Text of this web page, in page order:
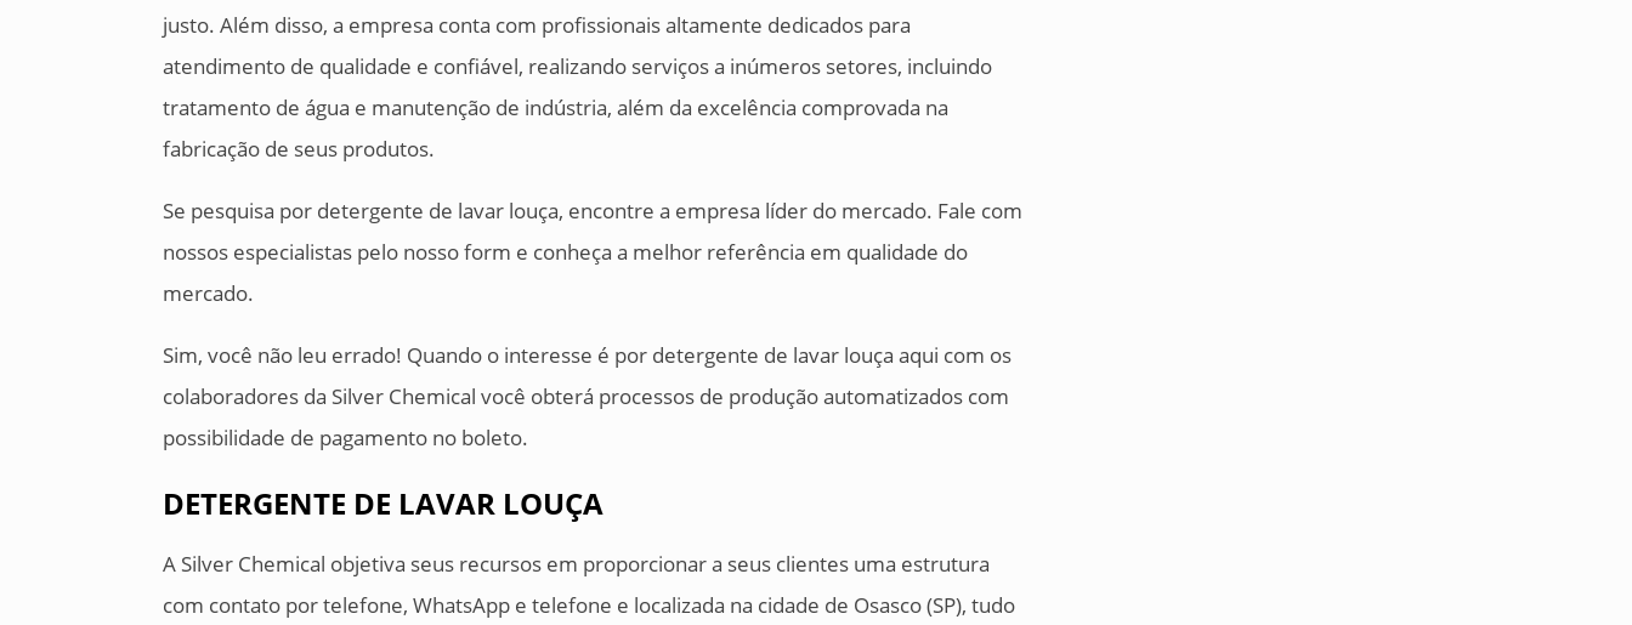
justo. Além disso, a empresa conta com profissionais altamente dedicados para
atendimento de qualidade e confiável, realizando serviços a inúmeros setores, incluindo
tratamento de água e manutenção de indústria, além da excelência comprovada na
fabricação de seus produtos.
Se pesquisa por detergente de lavar louça, encontre a empresa líder do mercado. Fale com
nossos especialistas pelo nosso form e conheça a melhor referência em qualidade do
mercado.
Sim, você não leu errado! Quando o interesse é por detergente de lavar louça aqui com os
colaboradores da Silver Chemical você obterá processos de produção automatizados com
possibilidade de pagamento no boleto.
DETERGENTE DE LAVAR LOUÇA
A Silver Chemical objetiva seus recursos em proporcionar a seus clientes uma estrutura
com contato por telefone, WhatsApp e telefone e localizada na cidade de Osasco (SP), tudo